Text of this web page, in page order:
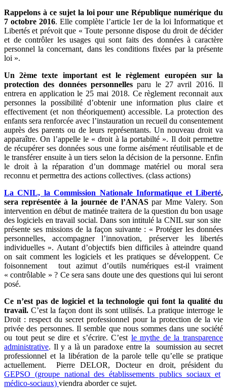
Rappelons à ce sujet la loi pour une République numérique du
7 octobre 2016. Elle complète l’article 1er de la loi Informatique et
Libertés et prévoit que « Toute personne dispose du droit de décider
et de contrôler les usages qui sont faits des données à caractère
personnel la concernant, dans les conditions fixées par la présente
loi ».
Un 2ème texte important est le règlement européen sur la
protection des données personnelles paru le 27 avril 2016. Il
entrera en application le 25 mai 2018. Ce règlement reconnait aux
personnes la possibilité d’obtenir une information plus claire et
effectivement (et non théoriquement) accessible. La protection des
enfants sera renforcée avec l’instauration un recueil du consentement
auprès des parents ou de leurs représentants. Un nouveau droit va
apparaître. On l’appelle le « droit à la portabilté ». Il doit permettre
de récupérer ses données sous une forme aisément réutilisable et de
le transférer ensuite à un tiers selon la décision de la personne. Enfin
le droit à la réparation d’un dommage matériel ou moral sera
reconnu et permettra des actions collectives. (class actions)
La CNIL, la Commission Nationale Informatique et Liberté,
sera représentée à la journée de l’ANASpar Mme Valery. Son
intervention en début de matinée traitera de la question du bon usage
des logiciels en travail social. Dans son intitulé la CNIL sur son site
présente ses missions de la façon suivante : « Protéger les données
personnelles, accompagner l’innovation, préserver les libertés
individuelles ». Autant d’objectifs bien difficiles à atteindre quand
on sait comment les logiciels et les pratiques se développent. Ce
foisonnement tout azimut d’outils numériques est-il vraiment
« contrôlable » ? Ce sera sans doute une des questions qui lui seront
posé.
Ce n’est pas de logiciel et la technologie qui font la qualité du
travail. C’est la façon dont ils sont utilisés. La pratique interroge le
Droit : respect du secret professionnel pour la protection de la vie
privée des personnes. Il semble que nous sommes dans une société
ou tout peut se dire et s’écrire. C’est le mythe de la transparence
administrative. Il y a là un paradoxe entre la soumission au secret
professionnel et la libération de la parole telle qu’elle se pratique
actuellement. Pierre DELOR, Docteur en droit, président du
GEPSO (groupe national des établissements publics sociaux et
médico-sociaux) viendra aborder ce sujet.